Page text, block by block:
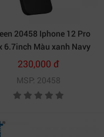
20458 Iphone 12 Pro
6.7inch Màu xanh Navy
Lưng điện thoại Silicone
LP417 20020458
230,000 đ
MSP: 20458